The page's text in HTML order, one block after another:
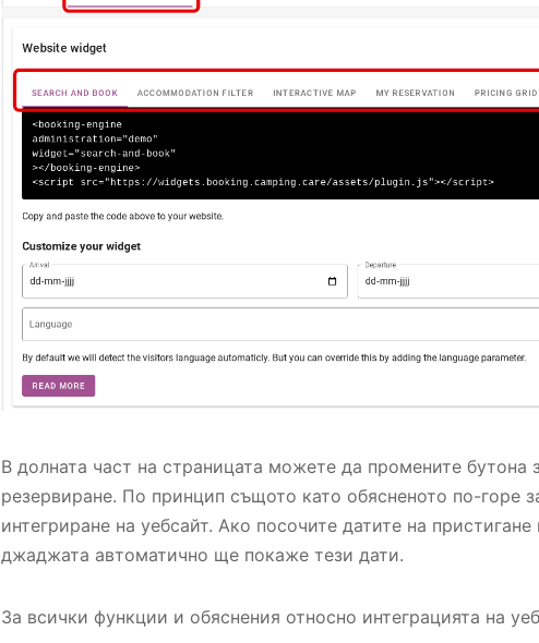
В долната част на страницата можете да промените бутона
резервиране. По принцип същото като обясненото по-горе
интегриране на уебсайт. Ако посочите датите на
джаджата автоматично ще покаже тези дати.
За всички функции и обяснения относно интеграцията на